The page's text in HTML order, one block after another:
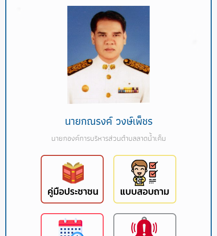
นายกณรงค์ วงษ์เพ็ชร
นายกองค์การบริหารส่วนตำบลลาดน้ำเค็ม